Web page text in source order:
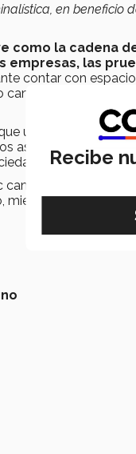
en beneficio
como la cadena
empresas, las
contar con
que queda
un espacio para
asistentes se
y el país.
Hidalgo,
del Poder
Recibe